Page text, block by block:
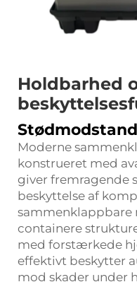
Holdbarhed
Moderne
konstrueret med
giver fremragende
beskyttelse af
sammenklappbare
containere
med forstærkede
effektivt beskytter
mod skader under